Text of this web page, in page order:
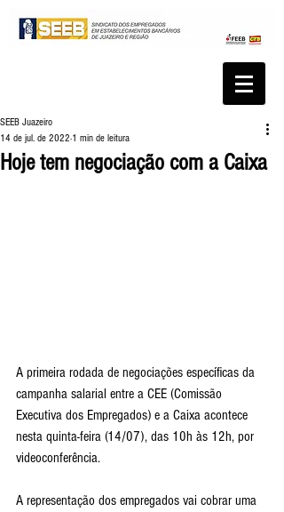
Hoje tem negociação com a Caixa
SEEB Juazeiro
14 de jul. de 2022 1 min de leitura
A primeira rodada de negociações específicas da
campanha salarial entre a CEE (Comissão
Executiva dos Empregados) e a Caixa acontece
nesta quinta-feira (14/07), das 10h às 12h, por
videoconferência.
A representação dos empregados vai cobrar uma